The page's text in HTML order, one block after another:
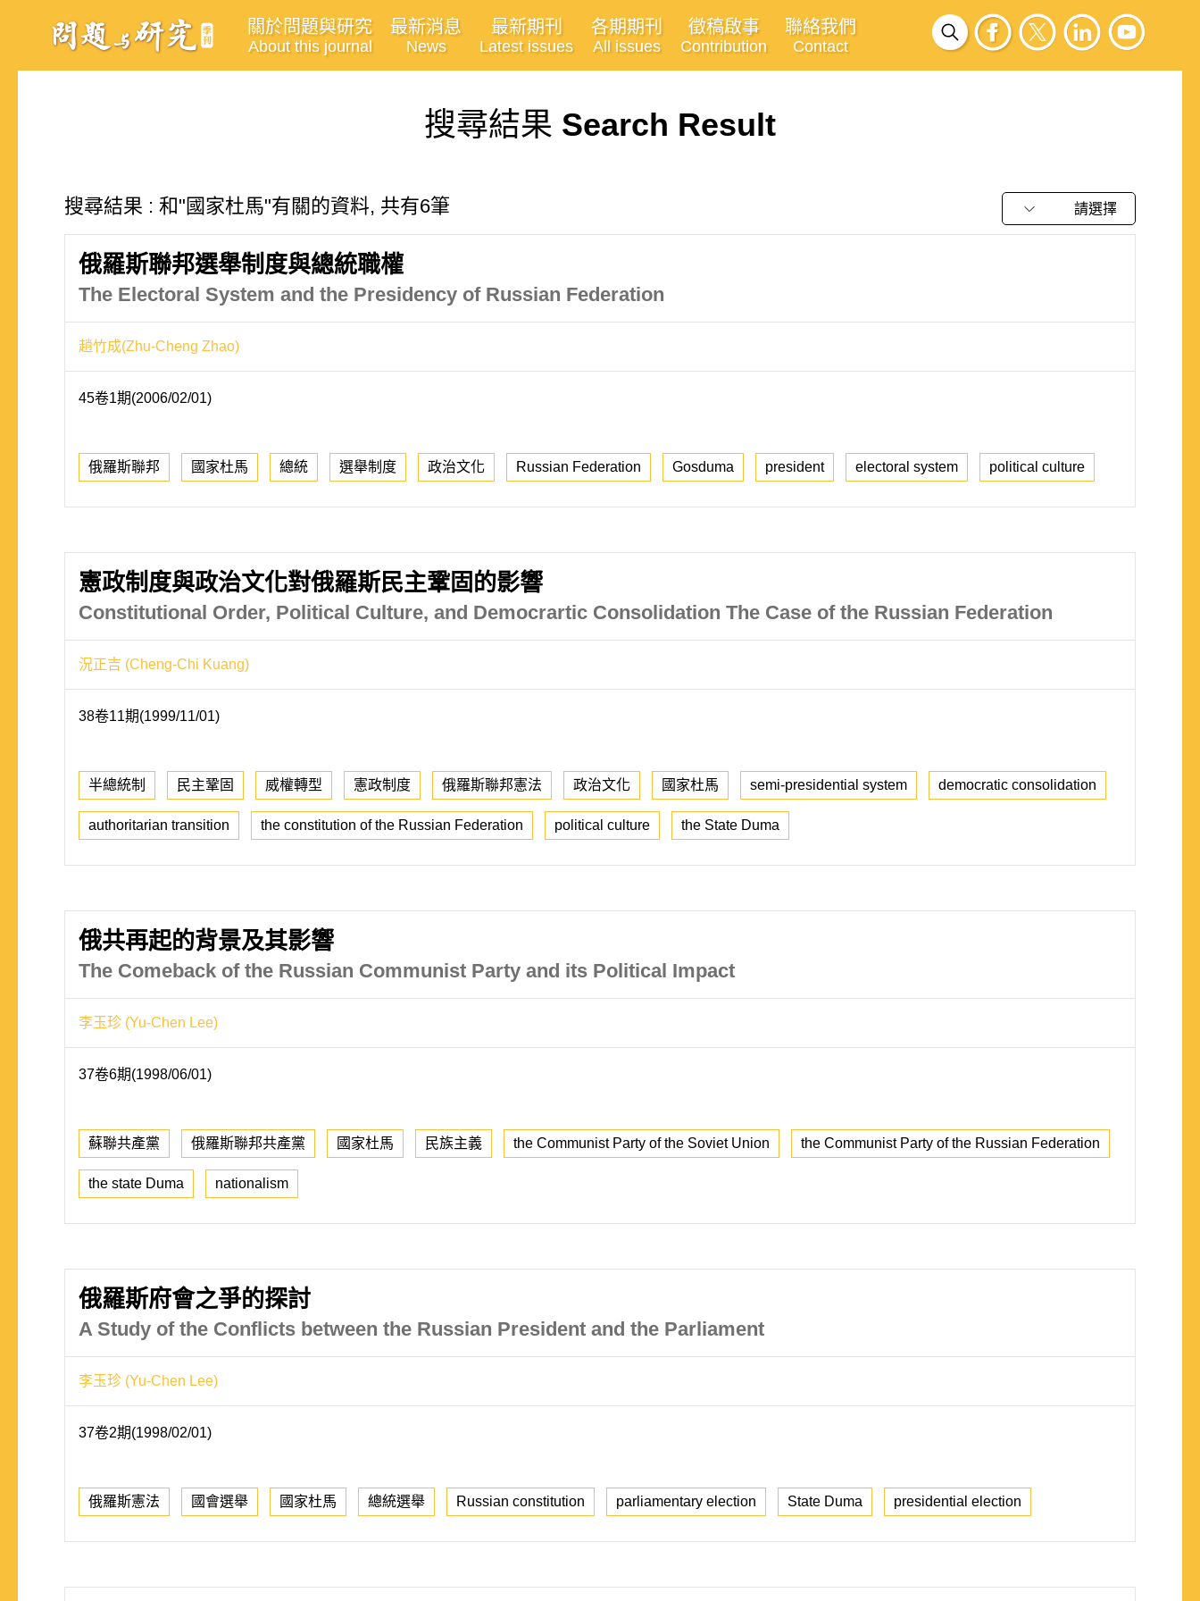
關於問題與研究
About this journal
最新消息
News
最新期刊
Latest issues
各期期刊
All issues
徵稿啟事
Contribution
聯絡我們
Contact
搜尋結果 Search Result
搜尋結果 : 和"國家杜馬"有關的資料, 共有6筆 請選擇
俄羅斯聯邦選舉制度與總統職權
The Electoral System and the Presidency of Russian Federation
趙竹成(Zhu-Cheng Zhao)
45卷1期(2006/02/01)
俄羅斯聯邦 國家杜馬 總統 選舉制度 政治文化 Russian Federation Gosduma president electoral system political culture
憲政制度與政治文化對俄羅斯民主鞏固的影響
Constitutional Order, Political Culture, and Democrartic Consolidation The Case of the Russian Federation
況正吉 (Cheng-Chi Kuang)
38卷11期(1999/11/01)
半總統制 民主鞏固 威權轉型 憲政制度 俄羅斯聯邦憲法 政治文化 國家杜馬 semi-presidential system democratic consolidation
authoritarian transition the constitution of the Russian Federation political culture the State Duma
俄共再起的背景及其影響
The Comeback of the Russian Communist Party and its Political Impact
李玉珍 (Yu-Chen Lee)
37卷6期(1998/06/01)
蘇聯共產黨 俄羅斯聯邦共產黨 國家杜馬 民族主義 the Communist Party of the Soviet Union the Communist Party of the Russian Federation
the state Duma nationalism
俄羅斯府會之爭的探討
A Study of the Conflicts between the Russian President and the Parliament
李玉珍 (Yu-Chen Lee)
37卷2期(1998/02/01)
俄羅斯憲法 國會選舉 國家杜馬 總統選舉 Russian constitution parliamentary election State Duma presidential election